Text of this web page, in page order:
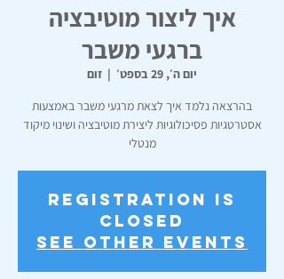
איך ליצור מוטיבציה
ברגעי משבר
יום ה׳, 29 בספט׳
  |
זום
בהרצאה נלמד איך לצאת מרגעי משבר באמצעות
אסטרטגיות פסיכולוגיות ליצירת מוטיבציה ושינוי מיקוד
מנטלי
Registration is
closed
See other events